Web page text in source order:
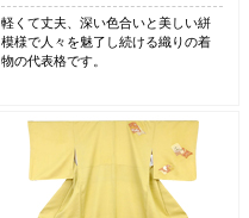
軽くて丈夫、深い色合いと美しい絣
模様で人々を魅了し続ける織りの着
物の代表格です。